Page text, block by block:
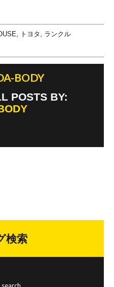
トヨタ
ランクル
BODY
POSTS BY:
検索